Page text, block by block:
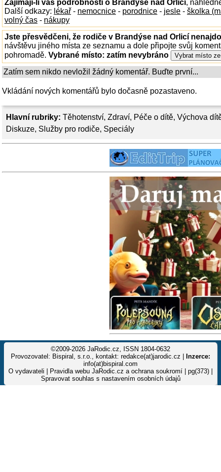
Hlavní rubriky: Těhotenství, Zdraví, Péče o dítě, Výchova
Diskuze, Služby pro rodiče, Speciály
Zajímají-li vás podrobnosti o Brandýse nad Orlicí,
Další odkazy: lékař - nemocnice - porodnice - jesle - školka
volný čas - nákupy
Jste přesvědčeni, že rodiče v Brandýse nad Orlicí
návštěvu jiného místa ze seznamu a dole připojte svůj
pohromadě. Vybrané místo: zatím nevybráno
Zatím sem nikdo nevložil žádný komentář. Buďte první...
Vkládání nových komentářů bylo dočasně pozastaveno.
©2009-2026 JaRodic.cz, ISSN 1804-0632
Provozovatel: Bispiral, s.r.o., kontakt: redakce(at)jarodic.cz |
Inzerce:
info(at)bispiral.com
O vydavateli
Pravidla webu JaRodic.cz a ochrana soukromí | pg(373) |
Spravovat souhlas s nastavením osobních údajů